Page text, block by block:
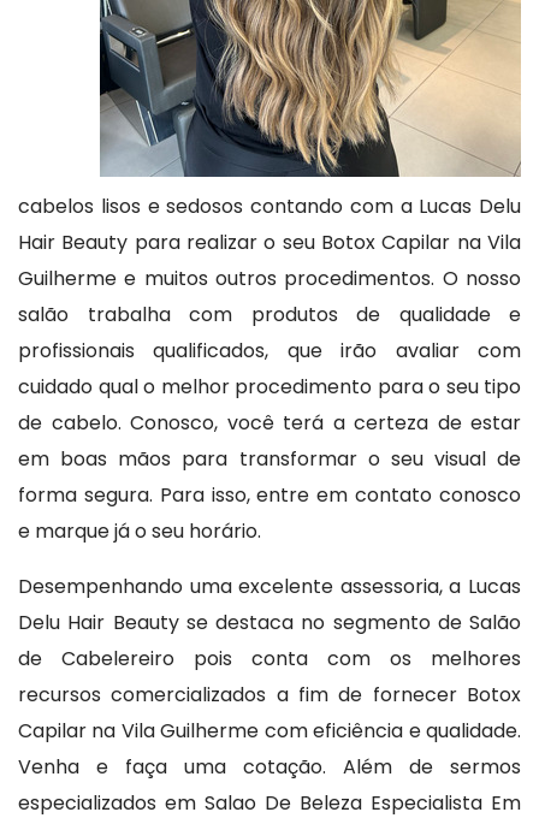
cabelos lisos e sedosos contando com a Lucas Delu
Hair Beauty para realizar o seu Botox Capilar na Vila
Guilherme e muitos outros procedimentos. O nosso
salão trabalha com produtos de qualidade e
profissionais qualificados, que irão avaliar com
cuidado qual o melhor procedimento para o seu tipo
de cabelo. Conosco, você terá a certeza de estar
em boas mãos para transformar o seu visual de
forma segura. Para isso, entre em contato conosco
e marque já o seu horário.
Desempenhando uma excelente assessoria, a Lucas
Delu Hair Beauty se destaca no segmento de Salão
de Cabelereiro pois conta com os melhores
recursos comercializados a fim de fornecer Botox
Capilar na Vila Guilherme com eficiência e qualidade.
Venha e faça uma cotação. Além de sermos
especializados em Salao De Beleza Especialista Em